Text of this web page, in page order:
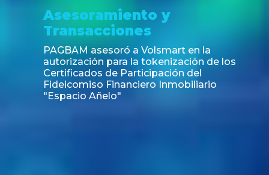
Asesoramiento y
Transacciones
PAGBAM asesoró a Volsmart en la
autorización para la tokenización de los
Certificados de Participación del
Fideicomiso Financiero Inmobiliario
"Espacio Añelo"